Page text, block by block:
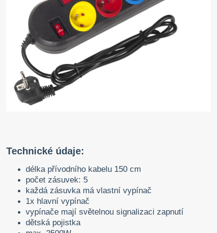
Technické údaje:
délka přívodního kabelu 150 cm
počet zásuvek: 5
každá zásuvka má vlastní vypínač
1x hlavní vypínač
vypínače mají světelnou signalizaci zapnutí
dětská pojistka